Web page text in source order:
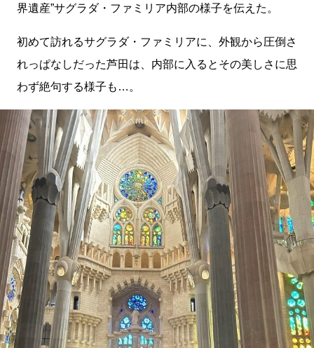
界遺産”サグラダ・ファミリア内部の様子を伝えた。
初めて訪れるサグラダ・ファミリアに、外観から圧倒さ
れっぱなしだった芦田は、内部に入るとその美しさに思
わず絶句する様子も…。